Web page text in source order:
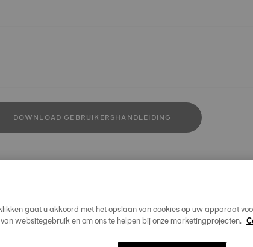
DOWNLOAD GEBRUIKERSHANDLEIDING
Onze bestsellers
gaat u akkoord met het opslaan van cookies op uw apparaat
websitegebruik en om ons te helpen bij onze marketingprojecten.